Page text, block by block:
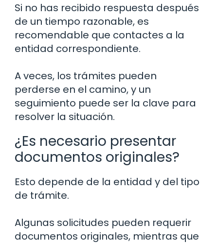
Si no has recibido respuesta después
de un tiempo razonable, es
recomendable que contactes a la
entidad correspondiente.
A veces, los trámites pueden
perderse en el camino, y un
seguimiento puede ser la clave para
resolver la situación.
¿Es necesario presentar
documentos originales?
Esto depende de la entidad y del tipo
de trámite.
Algunas solicitudes pueden requerir
documentos originales, mientras que